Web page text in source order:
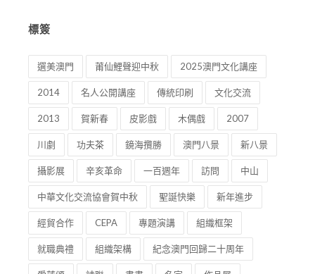
標簽
選美澳門 莆仙鯉聲迎中秋 2025澳門文化講座
2014 名人公開講座 傳統印刷 文化交流
2013 賀新春 皮影戲 木偶戲 2007
川劇 功夫茶 鏡海攬勝 澳門八景 新八景
攝影展 辛亥革命 一百週年 訪問 中山
中華文化交流協會賀中秋 聖誕快樂 新年進步
經貿合作 CEPA 專題演講 組織框架
就職典禮 組織架構 紀念澳門回歸二十周年